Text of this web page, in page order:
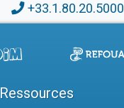
+33.1.80.20.5000
Ressources